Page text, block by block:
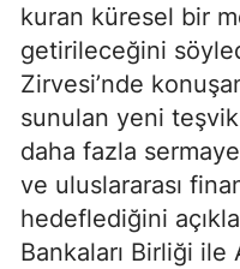
kuran küresel bir
getirileceğini
Zirvesi’nde
sunulan yeni
daha fazla
ve uluslararası
hedeflediğini
Bankaları Birliği ile